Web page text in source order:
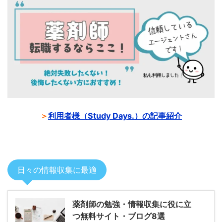
＞利用者様（Study Days.）の記事紹介
日々の情報収集に最適
薬剤師の勉強・情報収集に役に立
つ無料サイト・ブログ8選